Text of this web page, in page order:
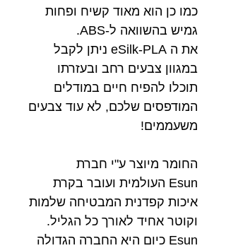
כמו כן הוא מאוד קשיח ופחות
גמיש בהשוואה ל-ABS.
את ה eSilk-PLA ניתן לקבל
במגוון צבעים רחב ובעזרתו
תוכלו להפיח חיים במודלים
המודפסים שלכם, לא עוד צבעים
משעממים!
החומר מיוצר ע"י חברת
Esun העולמית ועובר בקרת
איכות קפדנית המבטיחה שלמות
וקוטר אחיד לאורך כל הגליל.
Esun כיום היא החברה הגדולה